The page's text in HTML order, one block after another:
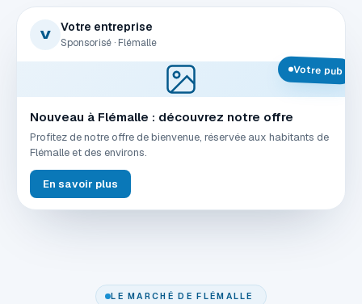
V
Votre entreprise
Sponsorisé · Flémalle
Nouveau à Flémalle : découvrez notre offre
Profitez de notre offre de bienvenue, réservée aux habitants de
Flémalle et des environs.
En savoir plus
Votre pub
LE MARCHÉ DE FLÉMALLE